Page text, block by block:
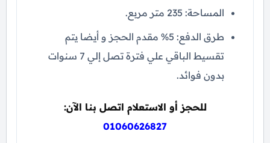
المساحة: 235 متر مربع.
طرق الدفع: 5% مقدم الحجز و أيضا يتم
تقسيط الباقي علي فترة تصل إلي 7 سنوات
بدون فوائد.
للحجز أو الاستعلام اتصل بنا الآن:
01060626827